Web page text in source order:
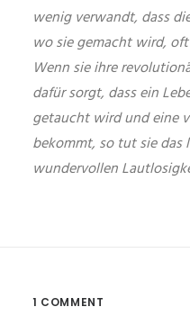
wenig verwandt, dass
wo sie gemacht wird,
Wenn sie ihre
dafür sorgt, dass ein
getaucht wird und eine
bekommt, so tut sie das
wundervollen
1 COMMENT